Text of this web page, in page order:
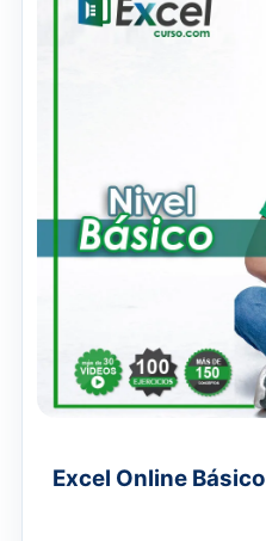
Excel Online Básico